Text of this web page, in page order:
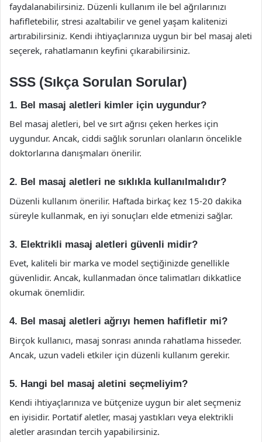
faydalanabilirsiniz. Düzenli kullanım ile bel ağrılarınızı
hafifletebilir, stresi azaltabilir ve genel yaşam kalitenizi
artırabilirsiniz. Kendi ihtiyaçlarınıza uygun bir bel masaj aleti
seçerek, rahatlamanın keyfini çıkarabilirsiniz.
SSS (Sıkça Sorulan Sorular)
1. Bel masaj aletleri kimler için uygundur?
Bel masaj aletleri, bel ve sırt ağrısı çeken herkes için
uygundur. Ancak, ciddi sağlık sorunları olanların öncelikle
doktorlarına danışmaları önerilir.
2. Bel masaj aletleri ne sıklıkla kullanılmalıdır?
Düzenli kullanım önerilir. Haftada birkaç kez 15-20 dakika
süreyle kullanmak, en iyi sonuçları elde etmenizi sağlar.
3. Elektrikli masaj aletleri güvenli midir?
Evet, kaliteli bir marka ve model seçtiğinizde genellikle
güvenlidir. Ancak, kullanmadan önce talimatları dikkatlice
okumak önemlidir.
4. Bel masaj aletleri ağrıyı hemen hafifletir mi?
Birçok kullanıcı, masaj sonrası anında rahatlama hisseder.
Ancak, uzun vadeli etkiler için düzenli kullanım gerekir.
5. Hangi bel masaj aletini seçmeliyim?
Kendi ihtiyaçlarınıza ve bütçenize uygun bir alet seçmeniz
en iyisidir. Portatif aletler, masaj yastıkları veya elektrikli
aletler arasından tercih yapabilirsiniz.